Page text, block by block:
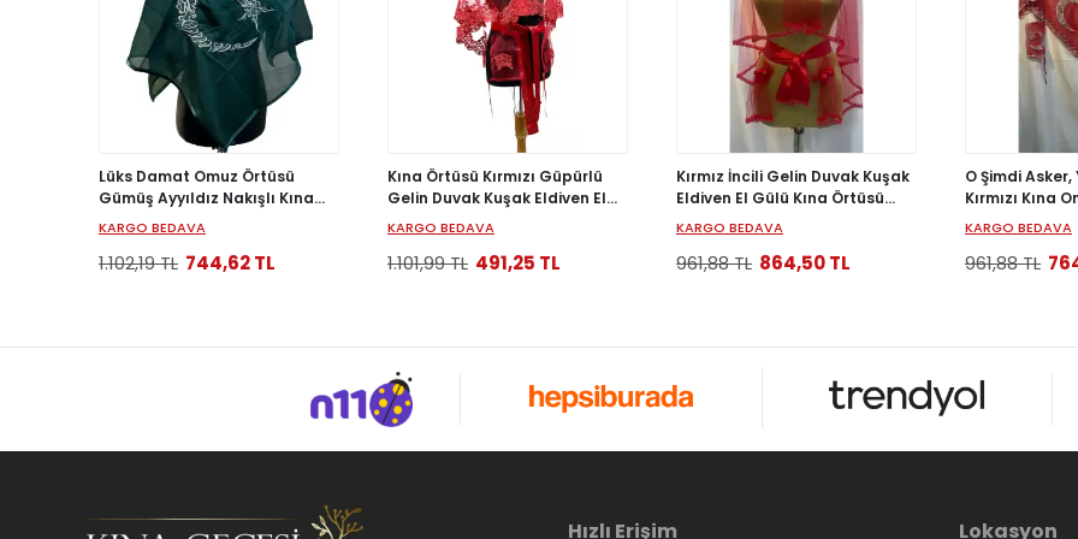
Lüks Damat Omuz Örtüsü
Gümüş Ayyıldız Nakışlı Kına
Şalı Erkek Kına Örtüsü
KARGO BEDAVA
1.102,19 TL 744,62 TL
Kına Örtüsü Kırmızı Güpürlü
Gelin Duvak Kuşak Eldiven El
Gülü Set Gelin Örtü Kına Seti
KARGO BEDAVA
1.101,99 TL 491,25 TL
Kırmız İncili Gelin Duvak Kuşak
Eldiven El Gülü Kına Örtüsü
Gelin Örtü Kına Seti
KARGO BEDAVA
961,88 TL 864,50 TL
O Şimdi
Kırmızı Kına
Ayyıldız Pullu
KARGO BEDAVA
961,88 TL
Hızlı Erişim Lokasyon